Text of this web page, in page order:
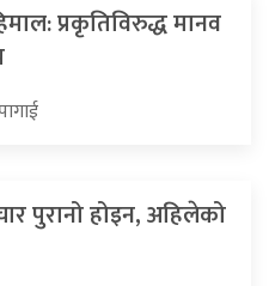
प्रकृतिविरुद्ध मानव
पुरानो होइन, अहिलेको